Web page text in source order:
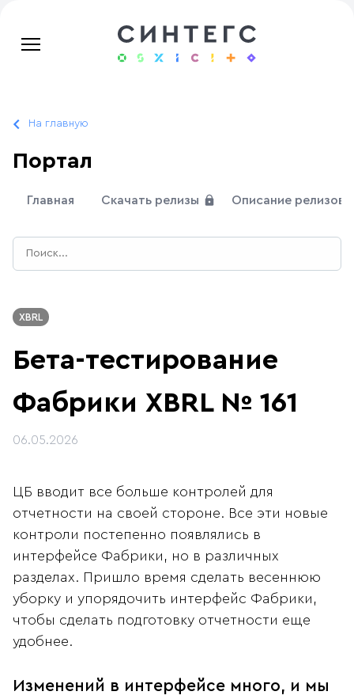
На главную
Портал
Главная Скачать релизы Описание релизов
XBRL
Бета-тестирование
Фабрики XBRL № 161
06.05.2026
ЦБ вводит все больше контролей для
отчетности на своей стороне. Все эти новые
контроли постепенно появлялись в
интерфейсе Фабрики, но в различных
разделах. Пришло время сделать весеннюю
уборку и упорядочить интерфейс Фабрики,
чтобы сделать подготовку отчетности еще
удобнее.
Изменений в интерфейсе много, и мы